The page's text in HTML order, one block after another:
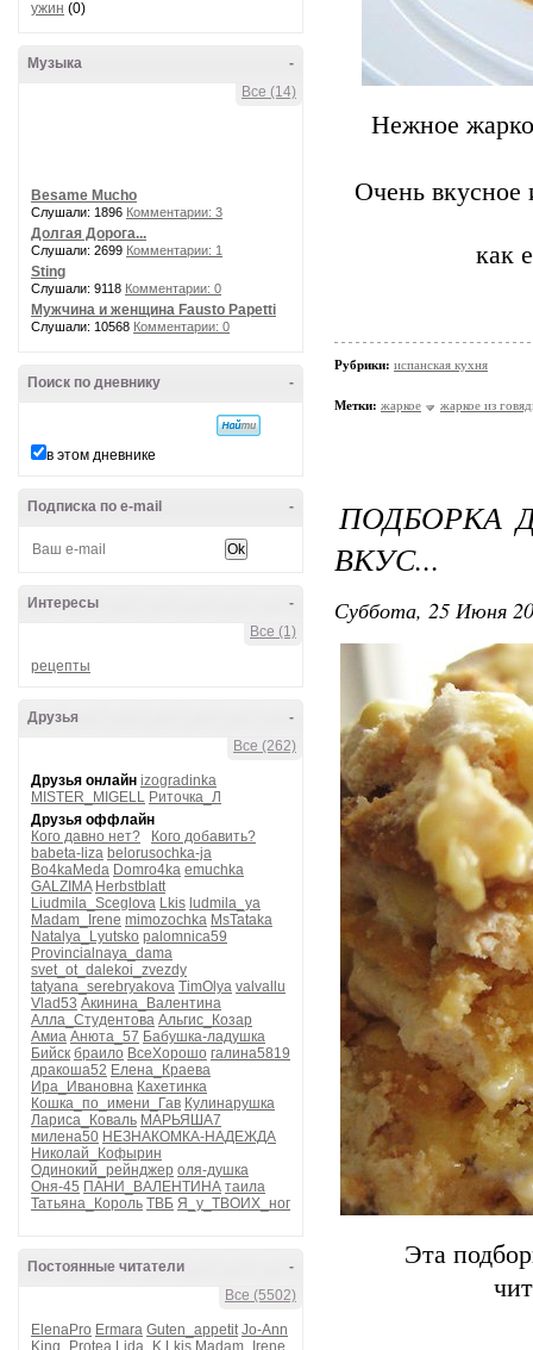
ужин (0)
-
Музыка
Все (14)
Besame Mucho
Слушали: 1896 Комментарии: 3
Долгая Дорога...
Слушали: 2699 Комментарии: 1
Sting
Слушали: 9118 Комментарии: 0
Мужчина и женщина Fausto Papetti
Слушали: 10568 Комментарии: 0
-
Поиск по дневнику
в этом дневнике
-
Подписка по e-mail
-
Интересы
Все (1)
рецепты
-
Друзья
Все (262)
Друзья онлайн izogradinka
MISTER_MIGELL Риточка_Л
Друзья оффлайн
Кого давно нет?
Кого добавить?
babeta-liza belorusochka-ja
Bo4kaMeda Domro4ka emuchka
GALZIMA Herbstblatt
Liudmila_Sceglova Lkis ludmila_ya
Madam_Irene mimozochka MsTataka
Natalya_Lyutsko palomnica59
Provincialnaya_dama
svet_ot_dalekoi_zvezdy
tatyana_serebryakova TimOlya valvallu
Vlad53 Акинина_Валентина
Алла_Студентова Альгис_Козар
Амиа Анюта_57 Бабушка-ладушка
Бийск браило ВсеХорошо галина5819
дракоша52 Елена_Краева
Ира_Ивановна Кахетинка
Кошка_по_имени_Гав Кулинарушка
Лариса_Коваль МАРЬЯША7
милена50 НЕЗНАКОМКА-НАДЕЖДА
Николай_Кофырин
Одинокий_рейнджер оля-душка
Оня-45 ПАНИ_ВАЛЕНТИНА таила
Татьяна_Король ТВБ Я_у_ТВОИХ_ног
-
Постоянные читатели
Все (5502)
ElenaPro Ermara Guten_appetit Jo-Ann
King_Protea Lida_K Lkis Madam_Irene
Нежное
Очень вкусное
как
Рубрики: испанская кухня
Метки: жаркое жаркое из
ПОДБОРКА
ВКУС...
Суббота, 25 Июня
Эта